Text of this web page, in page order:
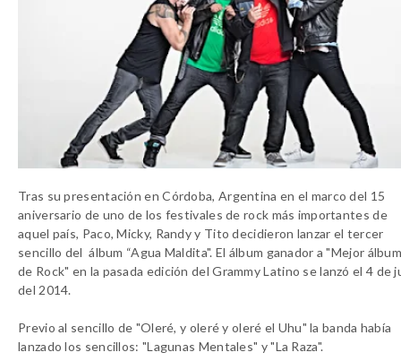
Tras su presentación en Córdoba, Argentina en el marco del 15
aniversario de uno de los festivales de rock más importantes de
aquel país, Paco, Micky, Randy y Tito decidieron lanzar el tercer
sencillo del álbum “Agua Maldita". El álbum ganador a "Mejor
de Rock" en la pasada edición del Grammy Latino se lanzó el 4 de
del 2014.
Previo al sencillo de "Oleré, y oleré y oleré el Uhu" la banda había
lanzado los sencillos: "Lagunas Mentales" y "La Raza".